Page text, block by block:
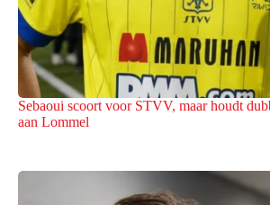
Sebaoui scoort voor STVV, maar houdt
aan Lommel